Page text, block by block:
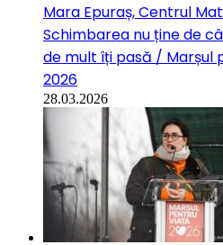
Mara Epuraș, Centrul
Schimbarea nu ține de
de mult îți pasă / Marșul
2026
28.03.2026